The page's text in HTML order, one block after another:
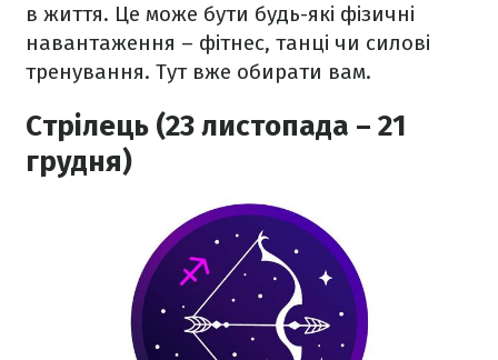
в життя. Це може бути будь-які фізичні
навантаження – фітнес, танці чи силові
тренування. Тут вже обирати вам.
Стрілець (23 листопада – 21
грудня)